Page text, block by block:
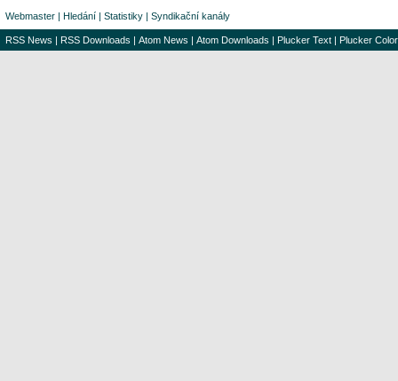
Webmaster | Hledání | Statistiky | Syndikační kanály
RSS News | RSS Downloads | Atom News | Atom Downloads | Plucker Text | Plucker Color